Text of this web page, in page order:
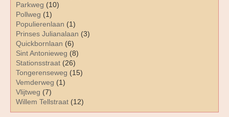
Parkweg (10)
Pollweg (1)
Populierenlaan (1)
Prinses Julianalaan (3)
Quickbornlaan (6)
Sint Antonieweg (8)
Stationsstraat (26)
Tongerenseweg (15)
Vemderweg (1)
Vlijtweg (7)
Willem Tellstraat (12)